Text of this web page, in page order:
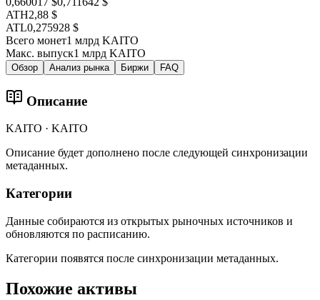
ATH2,88 $
ATL0,275928 $
Всего монет1 млрд KAITO
Макс. выпуск1 млрд KAITO
Обзор Анализ рынка Биржи FAQ
Описание
KAITO · KAITO
Описание будет дополнено после следующей синхронизации
метаданных.
Категории
Данные собираются из открытых рыночных источников и
обновляются по расписанию.
Категории появятся после синхронизации метаданных.
Похожие активы